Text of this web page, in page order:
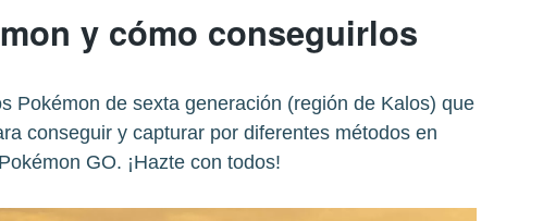
y cómo conseguirlos
Pokémon de sexta generación (región de Kalos) que
conseguir y capturar por diferentes métodos en
Pokémon GO. ¡Hazte con todos!